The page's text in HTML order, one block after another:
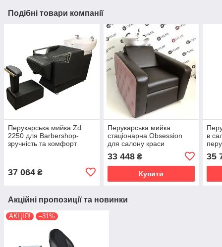
Подібні товари компанії
Перукарська мийка Zd
2250 для Barbershop-
зручність та комфорт
37 064 ₴
Перукарська мийка
стаціонарна Obsession
для салону краси
33 448₴
Купити
в
35
Акційні пропозиції та новинки
АКЦІЯ! –31%